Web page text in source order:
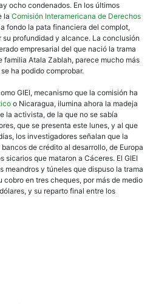
el
de
ocho condenados. En los últimos
la Comisión Interamericana de Derechos
fondo la pata financiera del complot,
profundidad y alcance. La conclusión
empresarial del que nació la trama
familia Atala Zablah, parece mucho más
ha podido comprobar.
GIEI, mecanismo que la comisión ha
o Nicaragua, ilumina ahora la madeja
la activista, de la que no se sabía
que se presenta este lunes, y al que
los investigadores señalan que la
de crédito al desarrollo, de Europa
sicarios que mataron a Cáceres. El GIEI
meandros y túneles que dispuso la trama
cobro en tres cheques, por más de medio
y su reparto final entre los